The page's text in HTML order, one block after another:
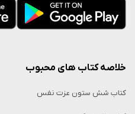
خلاصه کتاب‌ های محبوب
کتاب شش ستون عزت نفس